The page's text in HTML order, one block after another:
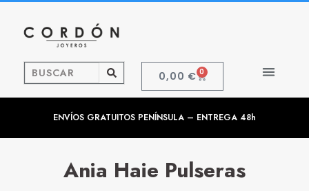
0,00 € 0
ENVÍOS GRATUITOS PENÍNSULA – ENTREGA 48h
Ania Haie Pulseras